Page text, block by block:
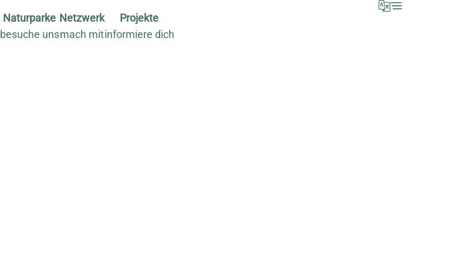
Naturparke
besuche uns
Netzwerk
mach mit
Projekte
informiere dich